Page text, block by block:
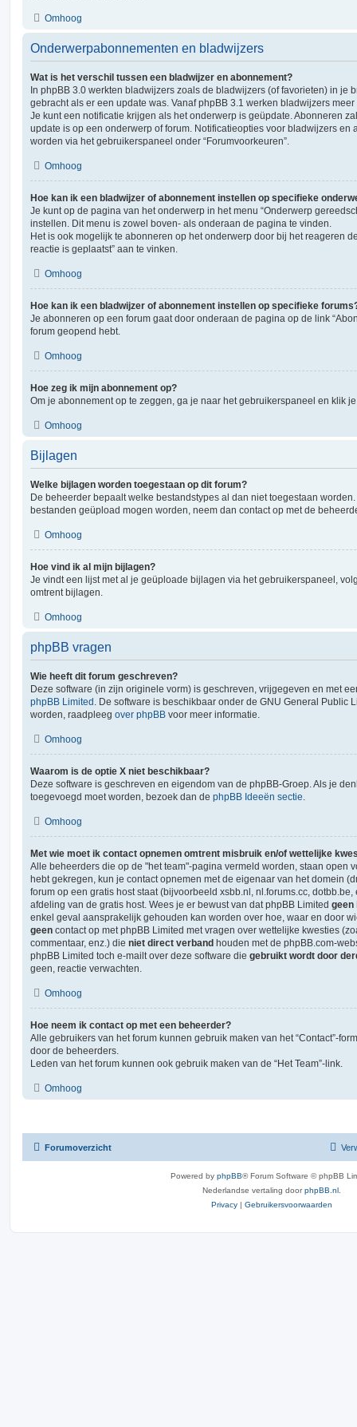
Omhoog
Onderwerpabonnementen en bladwijzers
Wat is het verschil tussen een bladwijzer en abonnement?
In phpBB 3.0 werkten bladwijzers zoals de bladwijzers (of favorieten) in je
gebracht als er een update was. Vanaf phpBB 3.1 werken bladwijzers
Je kunt een notificatie krijgen als het onderwerp is geüpdate. Abonneren
update is op een onderwerp of forum. Notificatieopties voor bladwijzers en
worden via het gebruikerspaneel onder “Forumvoorkeuren”.
Omhoog
Hoe kan ik een bladwijzer of abonnement instellen op specifieke
Je kunt op de pagina van het onderwerp in het menu “Onderwerp
instellen. Dit menu is zowel boven- als onderaan de pagina te vinden.
Het is ook mogelijk te abonneren op het onderwerp door bij het reageren
reactie is geplaatst” aan te vinken.
Omhoog
Hoe kan ik een bladwijzer of abonnement instellen op specifieke
Je abonneren op een forum gaat door onderaan de pagina op de link
forum geopend hebt.
Omhoog
Hoe zeg ik mijn abonnement op?
Om je abonnement op te zeggen, ga je naar het gebruikerspaneel en klik
Omhoog
Bijlagen
Welke bijlagen worden toegestaan op dit forum?
De beheerder bepaalt welke bestandstypes al dan niet toegestaan
bestanden geüpload mogen worden, neem dan contact op met de
Omhoog
Hoe vind ik al mijn bijlagen?
Je vindt een lijst met al je geüploade bijlagen via het gebruikerspaneel,
omtrent bijlagen.
Omhoog
phpBB vragen
Wie heeft dit forum geschreven?
Deze software (in zijn originele vorm) is geschreven, vrijgegeven en met
phpBB Limited . De software is beschikbaar onder de GNU General Public
worden, raadpleeg over phpBB voor meer informatie.
Omhoog
Waarom is de optie X niet beschikbaar?
Deze software is geschreven en eigendom van de phpBB-Groep. Als je
toegevoegd moet worden, bezoek dan de phpBB Ideeën sectie
Omhoog
Met wie moet ik contact opnemen omtrent misbruik en/of wettelijke
Alle beheerders die op de "het team"-pagina vermeld worden, staan open
hebt gekregen, kun je contact opnemen met de eigenaar van het domein
forum op een gratis host staat (bijvoorbeeld xsbb.nl, nl.forums.cc,
afdeling van de gratis host. Wees je er bewust van dat phpBB Limited geen
enkel geval aansprakelijk gehouden kan worden over hoe, waar en door
geen contact op met phpBB Limited met vragen over wettelijke kwesties
commentaar, enz.) die niet direct verband houden met de phpBB.com-
phpBB Limited toch e-mailt over deze software die gebruikt wordt door
geen, reactie verwachten.
Omhoog
Hoe neem ik contact op met een beheerder?
Alle gebruikers van het forum kunnen gebruik maken van het “Contact”-
door de beheerders.
Leden van het forum kunnen ook gebruik maken van de “Het Team”-link.
Omhoog
Forumoverzicht
Powered by phpBB® Forum Software © phpBB
Nederlandse vertaling doorphpBB.nl.
Privacy| Gebruikersvoorwaarden